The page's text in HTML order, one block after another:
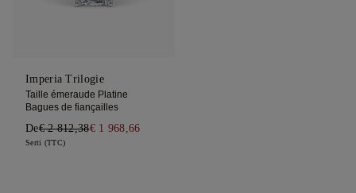
Imperia Trilogie
Taille émeraude Platine
Bagues de fiançailles
De€ 2 812,38€ 1 968,66
Serti (TTC)